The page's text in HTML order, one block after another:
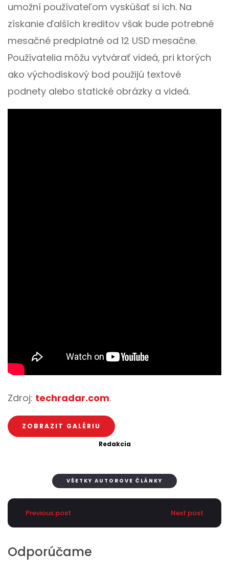
umožní používateľom vyskúšať si ich. Na
získanie ďalších kreditov však bude potrebné
mesačné predplatné od 12 USD mesačne.
Používatelia môžu vytvárať videá, pri ktorých
ako východiskový bod použijú textové
podnety alebo statické obrázky a videá.
Zdroj: techradar.com.
ZOBRAZIT GALÉRIU
Redakcia
VŠETKY AUTOROVE ČLÁNKY
Previous post Next post
Odporúčame